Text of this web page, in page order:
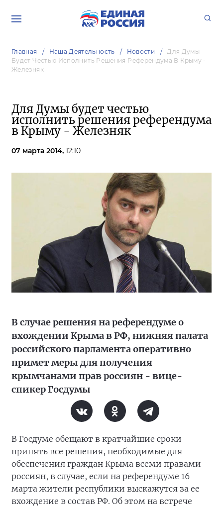
Главная Наша Деятельность Новости
Для Думы
Будет Честью Исполнить Решения Референдума В Крыму -
Железняк
Для Думы будет честью
исполнить решения референдума
в Крыму - Железняк
07 марта 2014, 12:10
В случае решения на референдуме о
вхождении Крыма в РФ, нижняя палата
российского парламента оперативно
примет меры для получения
крымчанами прав россиян - вице-
спикер Госдумы
В Госдуме обещают в кратчайшие сроки
принять все решения, необходимые для
обеспечения граждан Крыма всеми правами
россиян, в случае, если на референдуме 16
марта жители республики выскажутся за ее
вхождение в состав РФ. Об этом на встрече